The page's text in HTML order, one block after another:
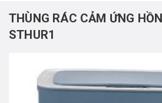
THÙNG RÁC CẢM ỨNG
STHUR1